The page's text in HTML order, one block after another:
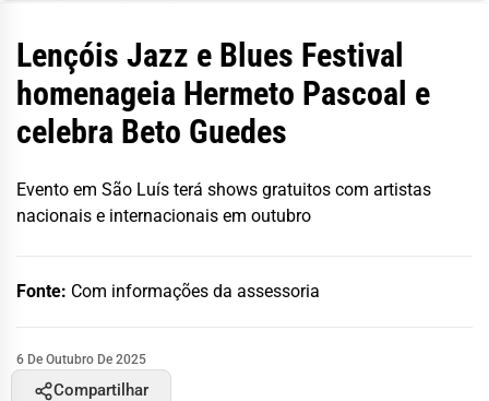
Lençóis Jazz e Blues Festival
homenageia Hermeto Pascoal e
celebra Beto Guedes
Evento em São Luís terá shows gratuitos com artistas
nacionais e internacionais em outubro
Fonte: Com informações da assessoria
6 De Outubro De 2025
Compartilhar